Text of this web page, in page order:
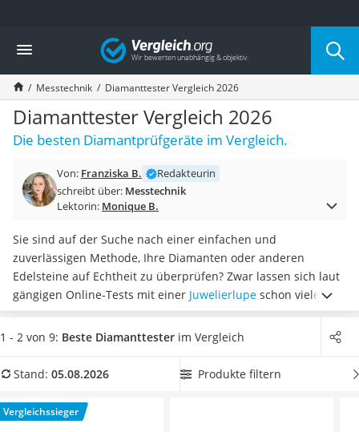
Die beliebtesten Vergleiche nach Kategorie
Baumarkt
Tresor feuerfest
Makita-Akku-Rasenmäher
Kappsäge
Smartes Türschloss
Akku-Rasentrimmer
Split-Klimaanlage 2 Innengeräte
Pelletofen
Tiefbrunnenpumpe
Fliesenschneider
Hochdruckreiniger
Doppelschleifer
Überwachungskamera
Benzinrasenmäher mit Elektrostart
Löschdecke
Winterharte Palmen
Gasdurchlauferhitzer
Vergleich
Messtechnik Diamanttester Vergleich 2026
Diamanttester Vergleich 2026
Die besten Diamantprüfgeräte im Vergleich.
Von: Franziska B.
Redakteurin
schreibt über: Messtechnik
Lektorin: Monique B.
Sie sind auf der Suche nach einer einfachen und
zuverlässigen Methode, Ihre Diamanten oder anderen
Edelsteine auf Echtheit zu überprüfen? Zwar lassen sich laut
gängigen Online-Tests mit einer Juwelierlupe schon viele
Feinheiten erkennen, ein Diamanttesterprüft die Echtheit
aber besonders zuverlässigdurch die Wärmeleitfähigkeits-
Minuten ein zuverlässiges Ergebnis. Wählen Sie jetzt einen
Vergleichstabelle, damit das Ergebnis weder zu übersehen
noch zu überhören ist. Überzeugt hat uns hier im August
1 - 2 von 9: Beste Diamanttester im Vergleich
Stand: 05.08.2026 Produkte filtern
Vergleichssieger